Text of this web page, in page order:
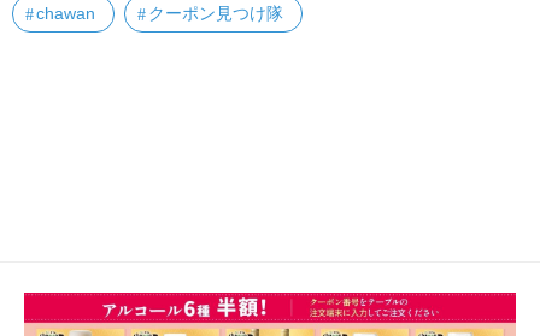
chawan クーポン見つけ隊